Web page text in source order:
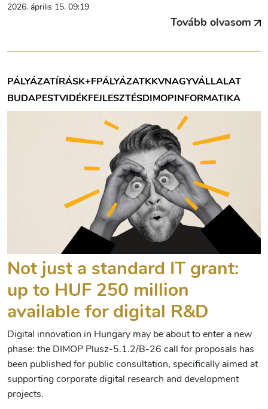
2026. április 15. 09:19
Tovább olvasom
PÁLYÁZATÍRÁSK+FPÁLYÁZATKKVNAGYVÁLLALAT
BUDAPESTVIDÉKFEJLESZTÉSDIMOPINFORMATIKA
Not just a standard IT grant:
up to HUF 250 million
available for digital R&D
Digital innovation in Hungary may be about to enter a new
phase: the DIMOP Plusz-5.1.2/B-26 call for proposals has
been published for public consultation, specifically aimed at
supporting corporate digital research and development
projects.